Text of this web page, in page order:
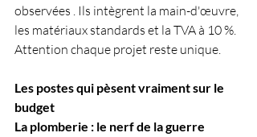
observées . Ils intègrent la main-d'œuvre,
les matériaux standards et la TVA à 10 %.
Attention chaque projet reste unique.
Les postes qui pèsent vraiment sur le
budget
La plomberie : le nerf de la guerre